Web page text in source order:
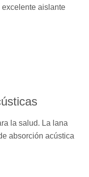
aislante
la salud. La lana
absorción acústica